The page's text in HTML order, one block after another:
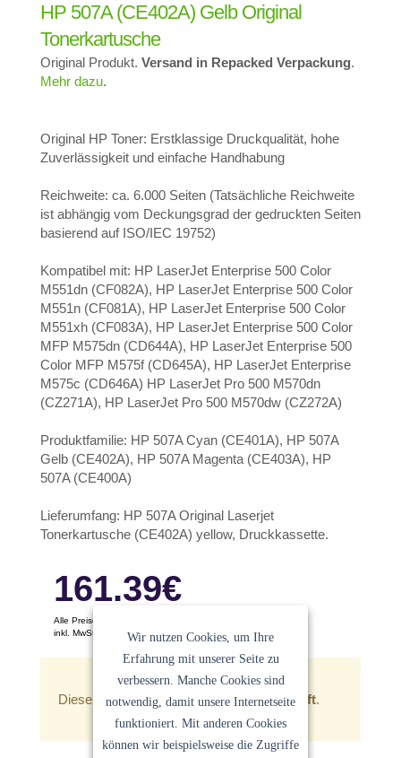
HP 507A (CE402A) Gelb Original
Tonerkartusche
Original Produkt. Versand in Repacked Verpackung.
Mehr dazu.
Original HP Toner: Erstklassige Druckqualität, hohe
Zuverlässigkeit und einfache Handhabung
Reichweite: ca. 6.000 Seiten (Tatsächliche Reichweite
ist abhängig vom Deckungsgrad der gedruckten Seiten
basierend auf ISO/IEC 19752)
Kompatibel mit: HP LaserJet Enterprise 500 Color
M551dn (CF082A), HP LaserJet Enterprise 500 Color
M551n (CF081A), HP LaserJet Enterprise 500 Color
M551xh (CF083A), HP LaserJet Enterprise 500 Color
MFP M575dn (CD644A), HP LaserJet Enterprise 500
Color MFP M575f (CD645A), HP LaserJet Enterprise
M575c (CD646A) HP LaserJet Pro 500 M570dn
(CZ271A), HP LaserJet Pro 500 M570dw (CZ272A)
Produktfamilie: HP 507A Cyan (CE401A), HP 507A
Gelb (CE402A), HP 507A Magenta (CE403A), HP
507A (CE400A)
Lieferumfang: HP 507A Original Laserjet
Tonerkartusche (CE402A) yellow, Druckkassette.
161.39€
Alle Preise pro Stück
inkl. MwSt. Keine Versandkosten
Dieser Artikel ist zur Zeitleider ausverkauft.
Wir nutzen Cookies, um Ihre
Erfahrung mit unserer Seite zu
verbessern. Manche Cookies sind
notwendig, damit unsere Internetseite
funktioniert. Mit anderen Cookies
können wir beispielsweise die Zugriffe